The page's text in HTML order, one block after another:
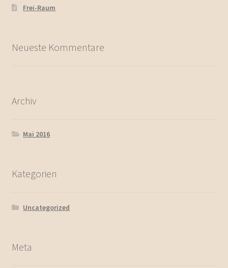
Frei-Raum
Neueste Kommentare
Archiv
Mai 2016
Kategorien
Uncategorized
Meta